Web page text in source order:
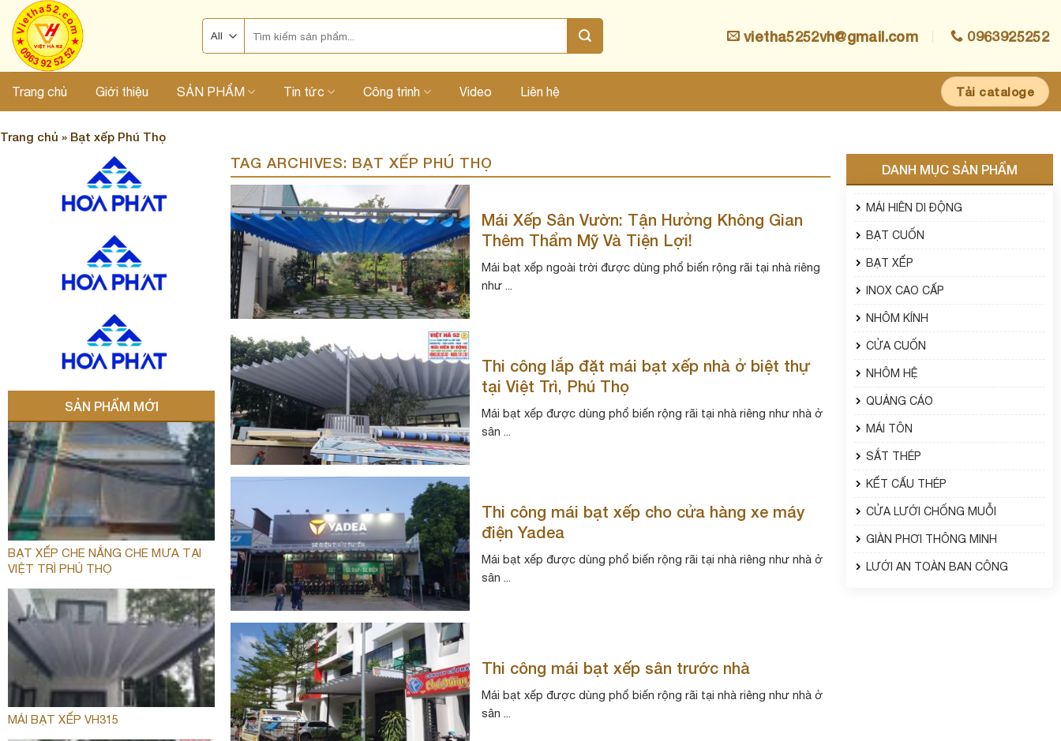
Skip
content
for:
vietha5252vh@gmail.com 0963925252
Trang chủ Giới thiệu SẢN PHẨM Tin tức Công trình Video Liên hệ Tải cataloge
Trang chủ » Bạt xếp Phú Thọ
SẢN PHẨM MỚI
BẠT XẾP CHE NẮNG CHE MƯA TẠI
VIỆT TRÌ PHÚ THỌ
MÁI BẠT XẾP VH315
TAG ARCHIVES: BẠT XẾP PHÚ THỌ
Mái Xếp Sân Vườn: Tận Hưởng Không Gian
Thêm Thẩm Mỹ Và Tiện Lợi!
Mái bạt xếp ngoài trời được dùng phổ biến rộng rãi tại nhà riêng
như ...
Thi công lắp đặt mái bạt xếp nhà ở biệt thự
tại Việt Trì, Phú Thọ
Mái bạt xếp được dùng phổ biến rộng rãi tại nhà riêng như nhà ở
sân ...
Thi công mái bạt xếp cho cửa hàng xe máy
điện Yadea
Mái bạt xếp được dùng phổ biến rộng rãi tại nhà riêng như nhà ở
sân ...
Thi công mái bạt xếp sân trước nhà
Mái bạt xếp được dùng phổ biến rộng rãi tại nhà riêng như nhà ở
sân ...
DANH MỤC SẢN PHẨM
MÁI HIÊN DI ĐỘNG
BẠT CUỐN
BẠT XẾP
INOX CAO CẤP
NHÔM KÍNH
CỬA CUỐN
NHÔM HỆ
QUẢNG CÁO
MÁI TÔN
SẮT THÉP
KẾT CẤU THÉP
CỬA LƯỚI CHỐNG MUỖI
GIÀN PHƠI THÔNG MINH
LƯỚI AN TOÀN BAN CÔNG